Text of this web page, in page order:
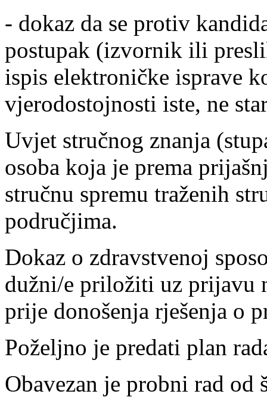
- dokaz da se protiv
postupak (izvornik ili
ispis elektroničke isprave
vjerodostojnosti iste, ne
Uvjet stručnog znanja
osoba koja je prema
stručnu spremu traženih
područjima.
Dokaz o zdravstvenoj
dužni/e priložiti uz prijavu
prije donošenja rješenja o
Poželjno je predati plan
Obavezan je probni rad od